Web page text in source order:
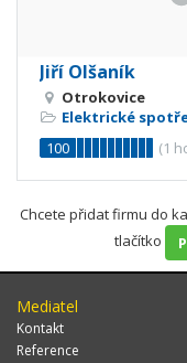
Jiří Olšaník
Otrokovice
Elektrické
100
(1
Chcete přidat firmu do
tlačítko
Mediatel
Kontakt
Reference